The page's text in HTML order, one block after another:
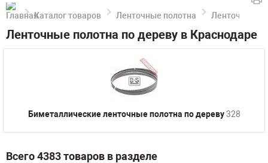
Каталог товаров Ленточные полотна Ленточные
Ленточные полотна по дереву в Краснодаре
Биметаллические ленточные полотна по дереву328
Всего 4383 товаров в разделе